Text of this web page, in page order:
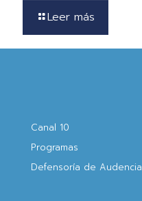
Leer más
Canal 10
Programas
Defensoría de Audencia